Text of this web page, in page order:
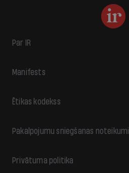
Par IR
Manifests
Ētikas kodekss
Pakalpojumu sniegšanas noteikumi
Privātuma politika